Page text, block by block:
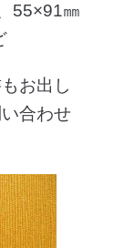
55×91㎜
お出し
合わせ